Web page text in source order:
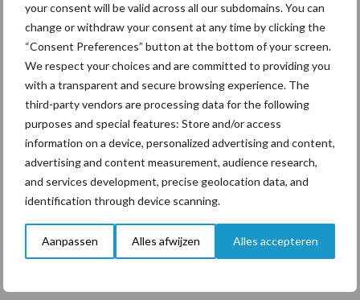
your consent will be valid across all our subdomains. You can
change or withdraw your consent at any time by clicking the
“Consent Preferences” button at the bottom of your screen.
We respect your choices and are committed to providing you
with a transparent and secure browsing experience. The
third-party vendors are processing data for the following
purposes and special features: Store and/or access
information on a device, personalized advertising and content,
advertising and content measurement, audience research,
and services development, precise geolocation data, and
identification through device scanning.
Aanpassen Alles afwijzen Alles accepteren
Mastitis Hittestress
Toon meer
Footer